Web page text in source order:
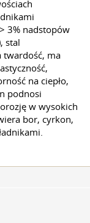
3% nadstopów
stal
twardość, ma
na ciepło,
podnosi
w wysokich
bor, cyrkon,